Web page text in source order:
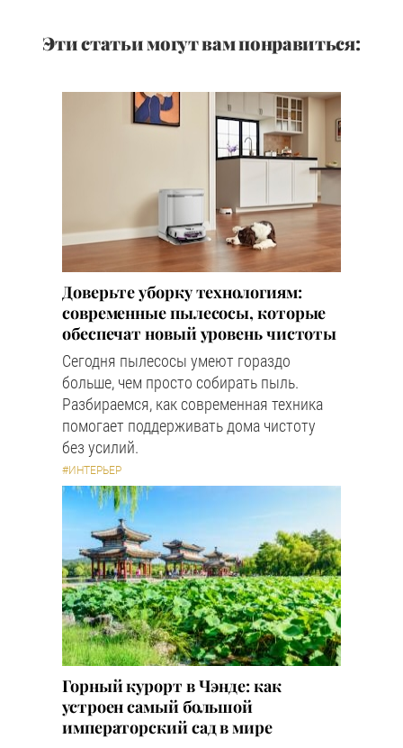
Эти статьи могут вам понравиться:
Доверьте уборку технологиям:
современные пылесосы, которые
обеспечат новый уровень чистоты
Сегодня пылесосы умеют гораздо
больше, чем просто собирать пыль.
Разбираемся, как современная техника
помогает поддерживать дома чистоту
без усилий.
#ИНТЕРЬЕР
Горный курорт в Чэнде: как
устроен самый большой
императорский сад в мире